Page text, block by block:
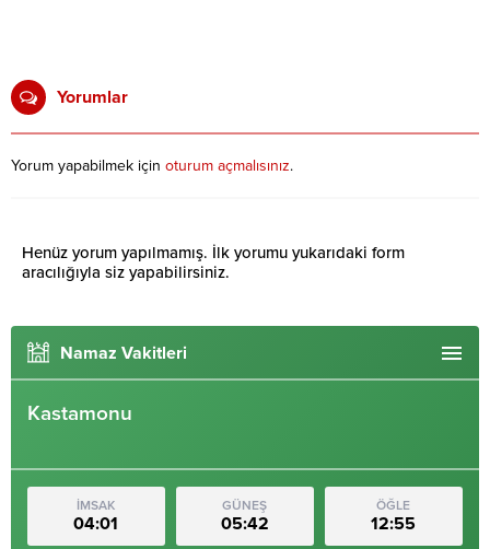
Yorumlar
Yorum yapabilmek için oturum açmalısınız.
Henüz yorum yapılmamış. İlk yorumu yukarıdaki form
aracılığıyla siz yapabilirsiniz.
Namaz Vakitleri
Kastamonu
İMSAK
04:01
GÜNEŞ
05:42
ÖĞLE
12:55